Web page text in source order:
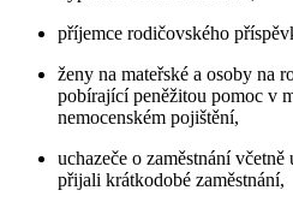
příjemce rodičovského
ženy na mateřské a osoby na
pobírající peněžitou pomoc v
nemocenském pojištění,
uchazeče o zaměstnání
přijali krátkodobé zaměstnání,